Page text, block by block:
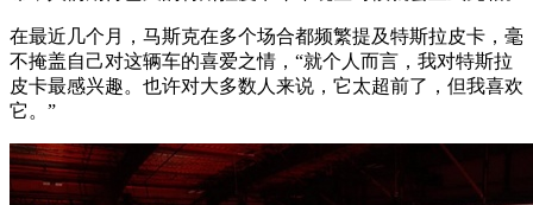
在最近几个月，马斯克在多个场合都频繁提及特斯拉皮卡，毫
不掩盖自己对这辆车的喜爱之情，“就个人而言，我对特斯拉
皮卡最感兴趣。也许对大多数人来说，它太超前了，但我喜欢
它。”